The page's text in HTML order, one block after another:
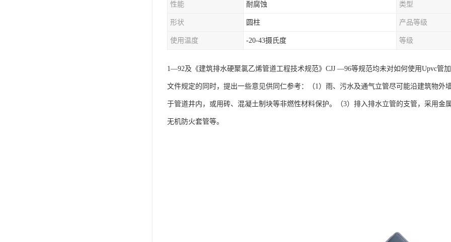
性能 耐腐蚀 类型
形状 圆柱 产品等级
使用温度 -20-43摄氏度 等级
1—92及《建筑排水硬聚氯乙烯管道工程技术规范》CJJ —96等规范均未对如何使用Upvc管
文件规定的同时，提出一些意见供同仁参考：（1）雨、污水及通气立管尽可能沿建筑物外
于管道井内，或用砖、混凝土制块等非燃性材料保护。（3）排入排水立管的支管，采用
无机防火套管等。